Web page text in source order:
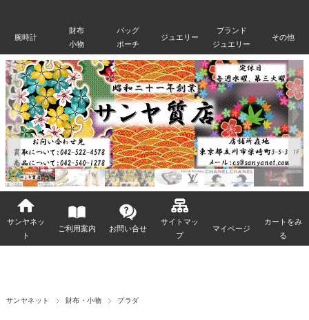
腕時計
財布
小物
バッグ
ポーチ
ジュエリー
ブランド
ジュエリー
その他
サンヤネッ
ト
ご利用案内 お問い合せ
サイトマッ
プ
マイページ
カートをみ
る
サンヤネット 財布・小物 プラダ